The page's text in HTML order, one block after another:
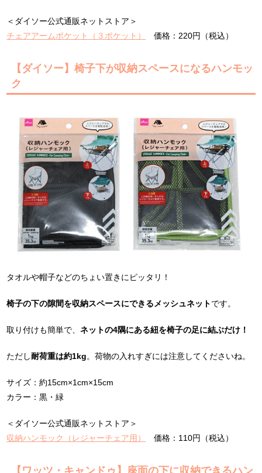
＜ダイソー公式通販ネットストア＞
チェアアームポケット（３ポケット）
価格：220円（税込）
【ダイソー】椅子下が収納スペースになるハンモッ
ク
タオルや帽子などのちょい置きにピッタリ！
椅子の下の隙間を収納スペースにできるメッシュネットです。
取り付けも簡単で、ネットの4隅にある紐を椅子の足に結ぶだけ！
ただし耐荷重は約1kg。荷物の入れすぎには注意してくださいね。
サイズ：約15cm×1cm×15cm
カラー：黒・緑
＜ダイソー公式通販ネットストア＞
収納ハンモック（レジャーチェア用）
価格：110円（税込）
【ワッツ・キャンドゥ】座面の下に収納できるハン